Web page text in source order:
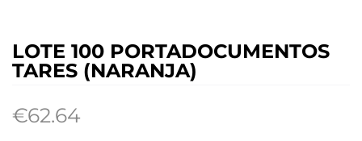
LOTE 100 PORTADOCUMENTOS
TARES (NARANJA)
€62.64